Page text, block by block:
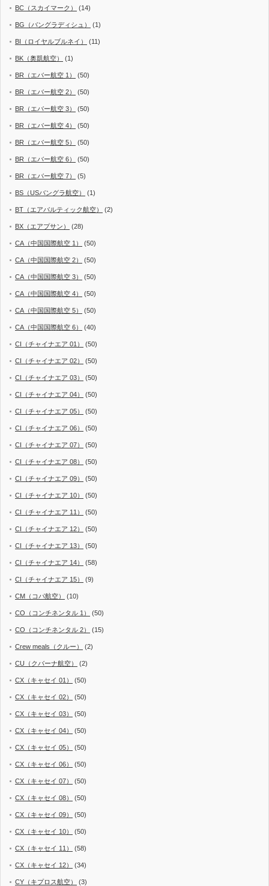
BC（スカイマーク） (14)
BG（バングラディシュ） (1)
BI（ロイヤルブルネイ） (11)
BK（奥凱航空） (1)
BR（エバー航空 1） (50)
BR（エバー航空 2） (50)
BR（エバー航空 3） (50)
BR（エバー航空 4） (50)
BR（エバー航空 5） (50)
BR（エバー航空 6） (50)
BR（エバー航空 7） (5)
BS（USバングラ航空） (1)
BT（エアバルティック航空） (2)
BX（エアプサン） (28)
CA（中国国際航空 1） (50)
CA（中国国際航空 2） (50)
CA（中国国際航空 3） (50)
CA（中国国際航空 4） (50)
CA（中国国際航空 5） (50)
CA（中国国際航空 6） (40)
CI（チャイナエア 01） (50)
CI（チャイナエア 02） (50)
CI（チャイナエア 03） (50)
CI（チャイナエア 04） (50)
CI（チャイナエア 05） (50)
CI（チャイナエア 06） (50)
CI（チャイナエア 07） (50)
CI（チャイナエア 08） (50)
CI（チャイナエア 09） (50)
CI（チャイナエア 10） (50)
CI（チャイナエア 11） (50)
CI（チャイナエア 12） (50)
CI（チャイナエア 13） (50)
CI（チャイナエア 14） (58)
CI（チャイナエア 15） (9)
CM（コパ航空） (10)
CO（コンチネンタル 1） (50)
CO（コンチネンタル 2） (15)
Crew meals（クルー） (2)
CU（クバーナ航空） (2)
CX（キャセイ 01） (50)
CX（キャセイ 02） (50)
CX（キャセイ 03） (50)
CX（キャセイ 04） (50)
CX（キャセイ 05） (50)
CX（キャセイ 06） (50)
CX（キャセイ 07） (50)
CX（キャセイ 08） (50)
CX（キャセイ 09） (50)
CX（キャセイ 10） (50)
CX（キャセイ 11） (58)
CX（キャセイ 12） (34)
CY（キプロス航空） (3)